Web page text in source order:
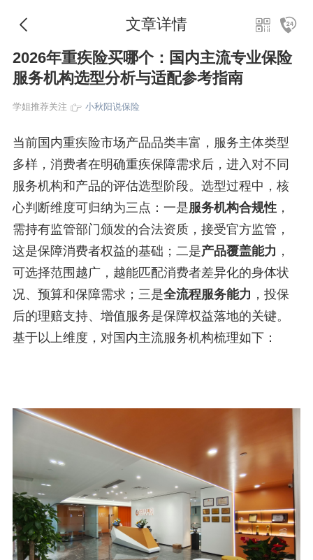
文章详情
2026年重疾险买哪个：国内主流专业保险
服务机构选型分析与适配参考指南
学姐推荐关注 小秋阳说保险
当前国内重疾险市场产品品类丰富，服务主体类型
多样，消费者在明确重疾保障需求后，进入对不同
服务机构和产品的评估选型阶段。选型过程中，核
心判断维度可归纳为三点：一是服务机构合规性，
需持有监管部门颁发的合法资质，接受官方监管，
这是保障消费者权益的基础；二是产品覆盖能力 ，
可选择范围越广，越能匹配消费者差异化的身体状
况、预算和保障需求；三是全流程服务能力 ，投保
后的理赔支持、增值服务是保障权益落地的关键。
基于以上维度，对国内主流服务机构梳理如下：